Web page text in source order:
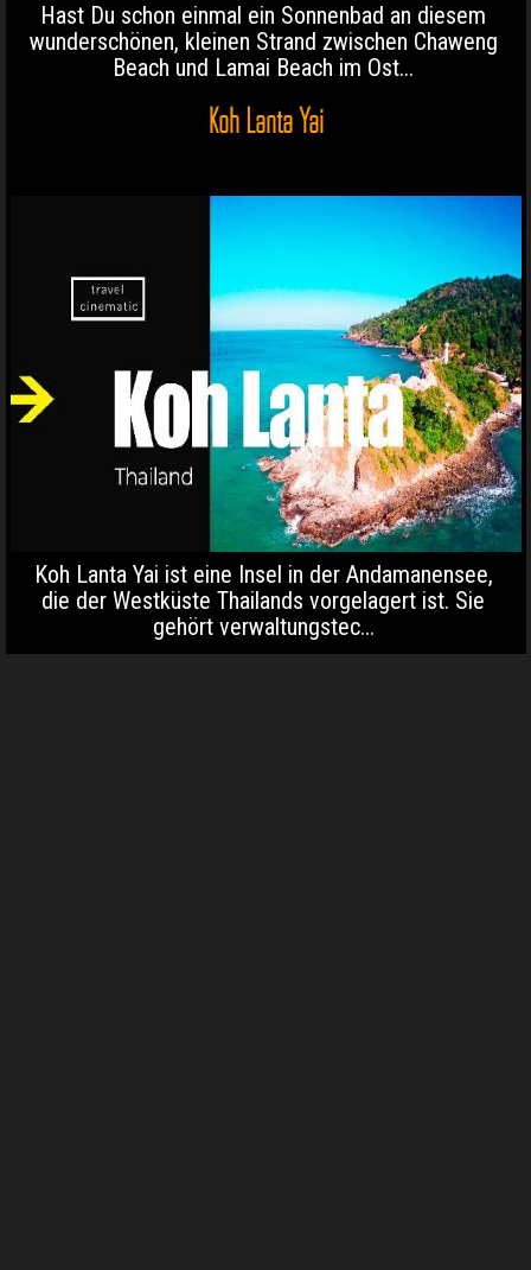
Hast Du schon einmal ein Sonnenbad an diesem
wunderschönen, kleinen Strand zwischen Chaweng
Beach und Lamai Beach im Ost...
Koh Lanta Yai
Koh Lanta Yai ist eine Insel in der Andamanensee,
die der Westküste Thailands vorgelagert ist. Sie
gehört verwaltungstec...